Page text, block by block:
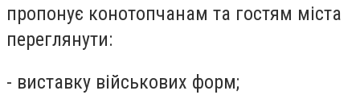
пропонує конотопчанам та гостям міста
переглянути:
- виставку військових форм;